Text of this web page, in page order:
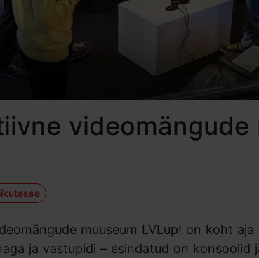
videomängude
muuseum LVLup! on koht
ja vastupidi – esindatud on konsoolid